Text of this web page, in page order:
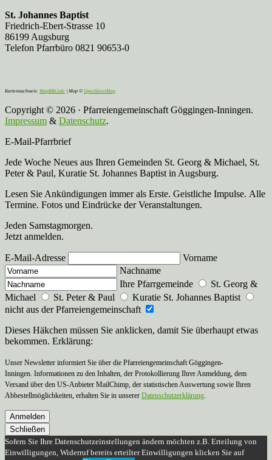
St. Johannes Baptist
Friedrich-Ebert-Strasse 10
86199 Augsburg
Telefon Pfarrbüro 0821 90653-0
Kartennachweis: MapBBCode | Map © OpenStreetMap
Copyright © 2026 · Pfarreiengemeinschaft Göggingen-Inningen.
Impressum & Datenschutz.
E-Mail-Pfarrbrief
Jede Woche Neues aus Ihren Gemeinden St. Georg & Michael, St.
Peter & Paul, Kuratie St. Johannes Baptist in Augsburg.
Lesen Sie Ankündigungen immer als Erste. Geistliche Impulse. Alle
Termine. Fotos und Eindrücke der Veranstaltungen.
Jeden Samstagmorgen.
Jetzt anmelden.
E-Mail-Adresse
Vorname
Nachname
Ihre Pfarrgemeinde
St. Georg &
Michael
St. Peter & Paul
Kuratie St. Johannes Baptist
nicht aus der Pfarreiengemeinschaft
Dieses Häkchen müssen Sie anklicken, damit Sie überhaupt etwas
bekommen. Erklärung:
Unser Newsletter informiert Sie über die Pfarreiengemeinschaft Göggingen-
Inningen. Informationen zu den Inhalten, der Protokollierung Ihrer Anmeldung, dem
Versand über den US-Anbieter MailChimp, der statistischen Auswertung sowie Ihren
Abbestellmöglichkeiten, erhalten Sie in unserer Datenschutzerklärung
Anmelden
Schließen
Sofern Sie Ihre Datenschutzeinstellungen ändern möchten z.B. Erteilung von
Einwilligungen, Widerruf bereits erteilter Einwilligungen klicken Sie auf